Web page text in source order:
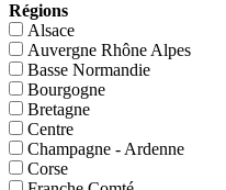
Régions
Alsace
Auvergne Rhône Alpes
Basse Normandie
Bourgogne
Bretagne
Centre
Champagne - Ardenne
Corse